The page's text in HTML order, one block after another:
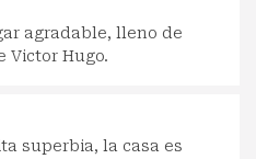
agradable, lleno de
Victor Hugo.
superbia, la casa es